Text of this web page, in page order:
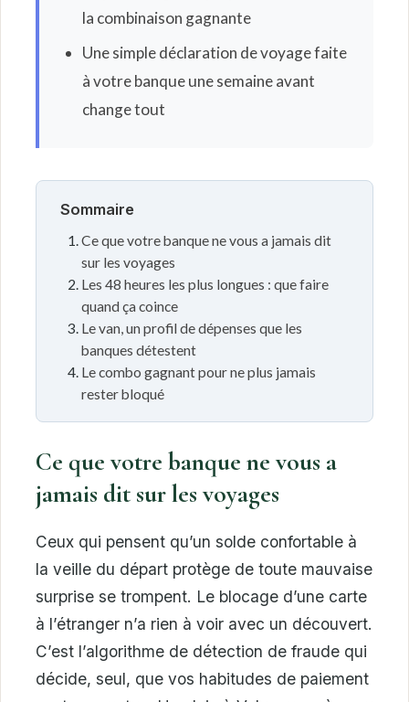
la combinaison gagnante
Une simple déclaration de voyage faite
à votre banque une semaine avant
change tout
Sommaire
Ce que votre banque ne vous a jamais dit
sur les voyages
Les 48 heures les plus longues : que faire
quand ça coince
Le van, un profil de dépenses que les
banques détestent
Le combo gagnant pour ne plus jamais
rester bloqué
Ce que votre banque ne vous a
jamais dit sur les voyages
Ceux qui pensent qu’un solde confortable à
la veille du départ protège de toute mauvaise
surprise se trompent. Le blocage d’une carte
à l’étranger n’a rien à voir avec un découvert.
C’est l’algorithme de détection de fraude qui
décide, seul, que vos habitudes de paiement